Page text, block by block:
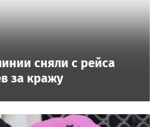
сняли с рейса
за кражу